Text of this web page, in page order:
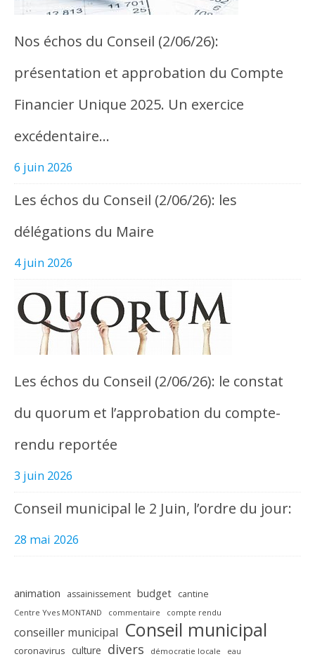
Nos échos du Conseil (2/06/26):
présentation et approbation du Compte
Financier Unique 2025. Un exercice
excédentaire…
6 juin 2026
Les échos du Conseil (2/06/26): les
délégations du Maire
4 juin 2026
Les échos du Conseil (2/06/26): le constat
du quorum et l’approbation du compte-
rendu reportée
3 juin 2026
Conseil municipal le 2 Juin, l’ordre du jour:
28 mai 2026
animation assainissement budget cantine
Centre Yves MONTAND commentaire compte rendu
conseiller municipal Conseil municipal
coronavirus culture divers démocratie locale eau